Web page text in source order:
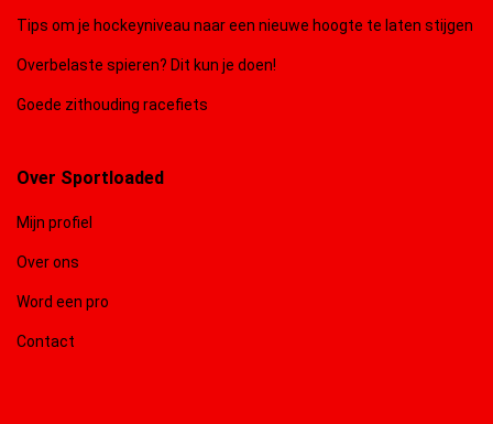
Tips om je hockeyniveau naar een nieuwe hoogte te laten stijgen
Overbelaste spieren? Dit kun je doen!
Goede zithouding racefiets
Over Sportloaded
Mijn profiel
Over ons
Word een pro
Contact